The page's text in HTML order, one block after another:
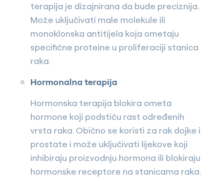
terapija je dizajnirana da bude preciznija.
Može uključivati male molekule ili
monoklonska antitijela koja ometaju
specifične proteine u proliferaciji stanica
raka.
Hormonalna terapija
Hormonska terapija blokira ometa
hormone koji podstiču rast određenih
vrsta raka. Obično se koristi za rak dojke i
prostate i može uključivati lijekove koji
inhibiraju proizvodnju hormona ili blokiraju
hormonske receptore na stanicama raka.